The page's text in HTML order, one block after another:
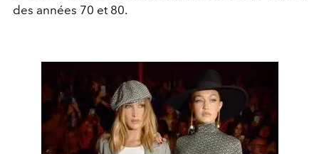
des années 70 et 80.